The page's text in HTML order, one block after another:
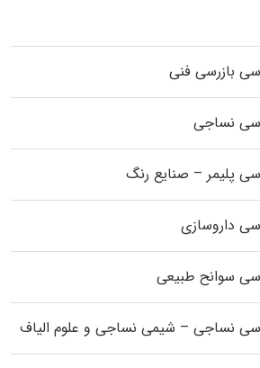
بازرسی فنی
نساجی
پلیمر – صنایع رنگ
داروسازی
سوانح طبیعی
نساجی – شیمی نساجی و علوم الیاف